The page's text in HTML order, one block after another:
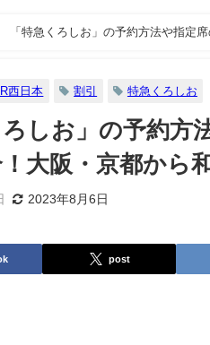
「特急くろしお」の予約方法や指定
西日本 割引 特急くろしお
ろしお」の予約方
大阪・京都から
2023年8月6日
post